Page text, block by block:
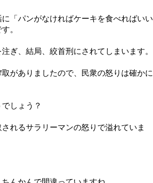
「パンがなければケーキを食べればいい
。
ぎ、結局、絞首刑にされてしまいます。
がありましたので、民衆の怒りは確かに
しょう？
れるサラリーマンの怒りで溢れていま